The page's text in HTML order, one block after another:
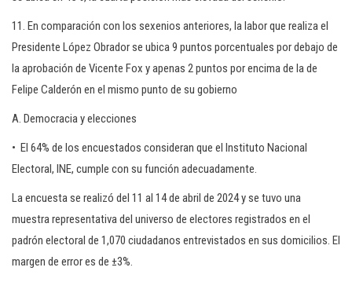
11. En comparación con los sexenios anteriores, la labor que realiza el
Presidente López Obrador se ubica 9 puntos porcentuales por debajo de
la aprobación de Vicente Fox y apenas 2 puntos por encima de la de
Felipe Calderón en el mismo punto de su gobierno
A. Democracia y elecciones
• El 64% de los encuestados consideran que el Instituto Nacional
Electoral, INE, cumple con su función adecuadamente.
La encuesta se realizó del 11 al 14 de abril de 2024 y se tuvo una
muestra representativa del universo de electores registrados en el
padrón electoral de 1,070 ciudadanos entrevistados en sus domicilios. El
margen de error es de ±3%.